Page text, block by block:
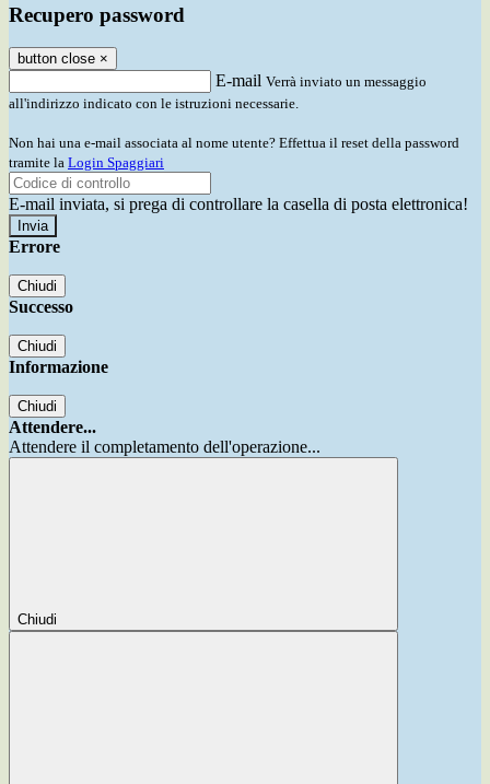
Recupero password
button close ×
E-mail Verrà inviato un messaggio
all'indirizzo indicato con le istruzioni necessarie.
Non hai una e-mail associata al nome utente? Effettua il reset della password
tramite la Login Spaggiari
E-mail inviata, si prega di controllare la casella di posta elettronica!
Errore
Chiudi
Successo
Chiudi
Informazione
Chiudi
Attendere...
Attendere il completamento dell'operazione...
Chiudi